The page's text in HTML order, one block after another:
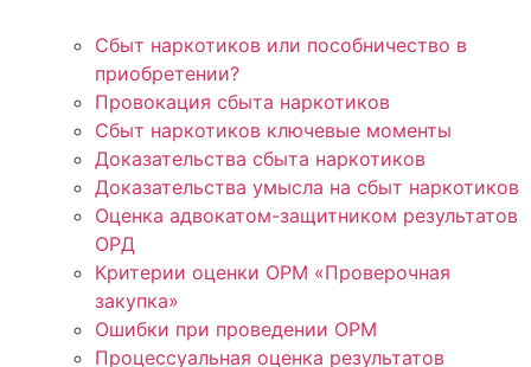
Сбыт наркотиков или пособничество в
приобретении?
Провокация сбыта наркотиков
Сбыт наркотиков ключевые моменты
Доказательства сбыта наркотиков
Доказательства умысла на сбыт наркотиков
Оценка адвокатом-защитником результатов
ОРД
Критерии оценки ОРМ «Проверочная
закупка»
Ошибки при проведении ОРМ
Процессуальная оценка результатов